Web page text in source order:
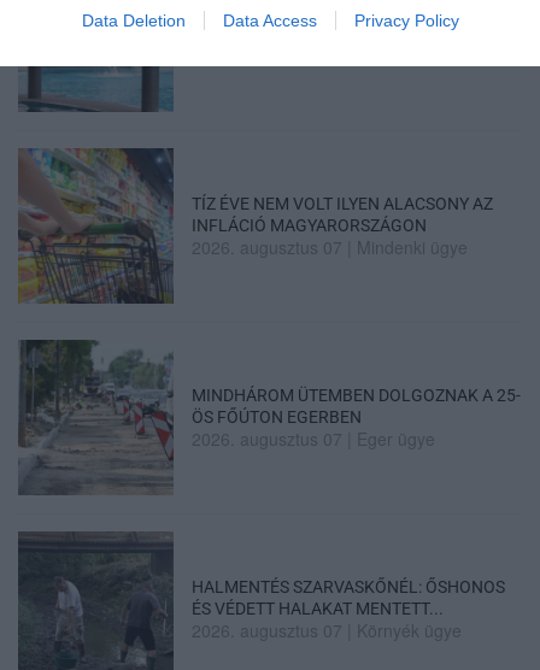
Data Deletion Data Access Privacy Policy
ÚJRAINDULNAK A KORÁBBAN
LEÁLLÍTOTT SZOLGÁLTATÁSOK AZ EGRI...
TÍZ ÉVE NEM VOLT ILYEN ALACSONY AZ
INFLÁCIÓ MAGYARORSZÁGON
2026. augusztus 07 Mindenki ügye
MINDHÁROM ÜTEMBEN DOLGOZNAK A 25-
ÖS FŐÚTON EGERBEN
2026. augusztus 07 Eger ügye
HALMENTÉS SZARVASKŐNÉL: ŐSHONOS
ÉS VÉDETT HALAKAT MENTETT...
2026. augusztus 07 Környék ügye